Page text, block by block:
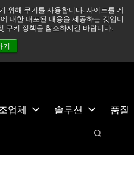
위해 쿠키를 사용합니다. 사이트를 계
대한 내포된 내용을 제공하는 것입니
쿠키 정책을 참조하시길 바랍니다.
기
하고 있으며, 모든 서비스는
습니다. 더 읽어보기 →
문의하기
업체 솔루션
품질
검색